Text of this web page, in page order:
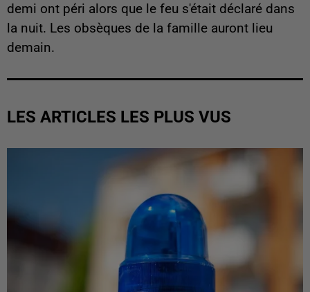
demi ont péri alors que le feu s'était déclaré dans
la nuit. Les obsèques de la famille auront lieu
demain.
LES ARTICLES LES PLUS VUS